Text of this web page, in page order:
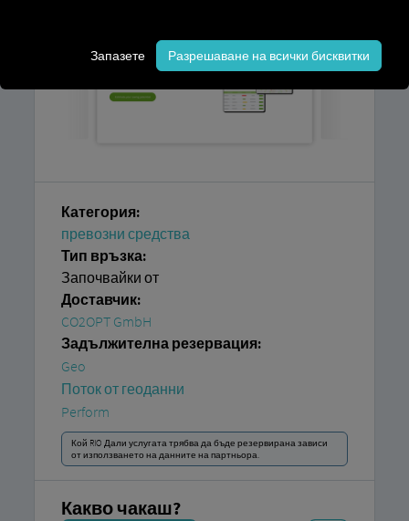
Категория:
превозни средства
Тип връзка:
Започвайки от
Доставчик:
CO2OPT GmbH
Задължителна резервация:
Geo
Поток от геоданни
Perform
Кой RIO Дали услугата трябва да бъде резервирана зависи
от използването на данните на партньора.
Какво чакаш?
Запазете Разрешаване на всички бисквитки